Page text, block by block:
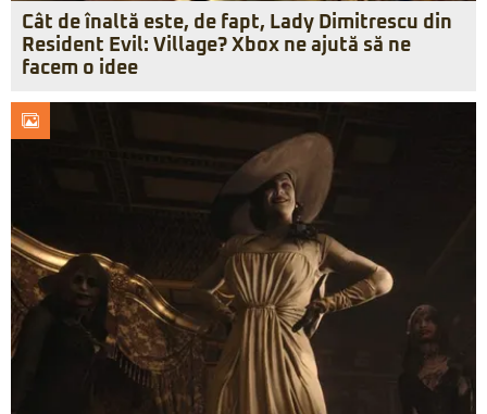
Cât de înaltă este, de fapt, Lady Dimitrescu din
Resident Evil: Village? Xbox ne ajută să ne
facem o idee